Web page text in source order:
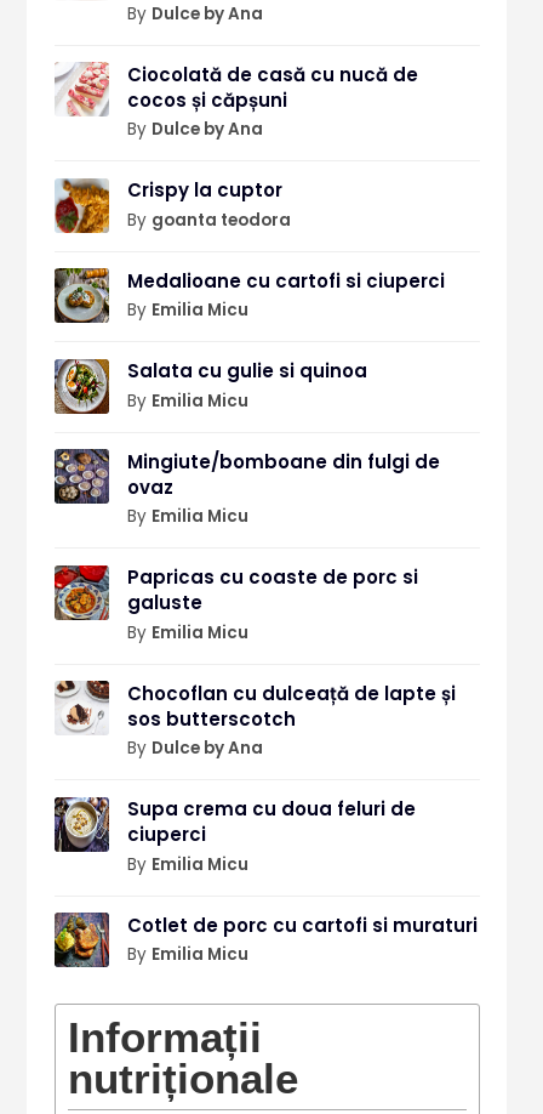
By Dulce by Ana
Ciocolată de casă cu nucă de
cocos și căpșuni
By Dulce by Ana
Crispy la cuptor
By goanta teodora
Medalioane cu cartofi si ciuperci
By Emilia Micu
Salata cu gulie si quinoa
By Emilia Micu
Mingiute/bomboane din fulgi de
ovaz
By Emilia Micu
Papricas cu coaste de porc si
galuste
By Emilia Micu
Chocoflan cu dulceață de lapte și
sos butterscotch
By Dulce by Ana
Supa crema cu doua feluri de
ciuperci
By Emilia Micu
Cotlet de porc cu cartofi si muraturi
By Emilia Micu
Informații
nutriționale